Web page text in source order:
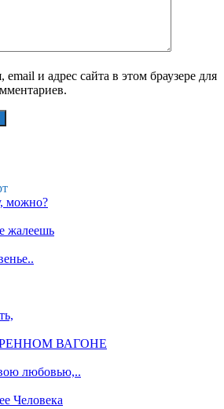
и адрес сайта в этом браузере для
можно?
жалеешь
ВАГОНЕ
любовью,..
Человека